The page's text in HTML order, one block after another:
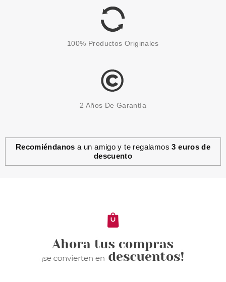
100% Productos Originales
2 Años De Garantía
Recomiéndanos a un amigo y te regalamos3 euros de
descuento